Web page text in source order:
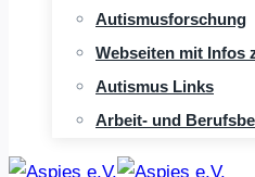
Autismusforschung
Webseiten mit Infos
Autismus Links
Arbeit- und